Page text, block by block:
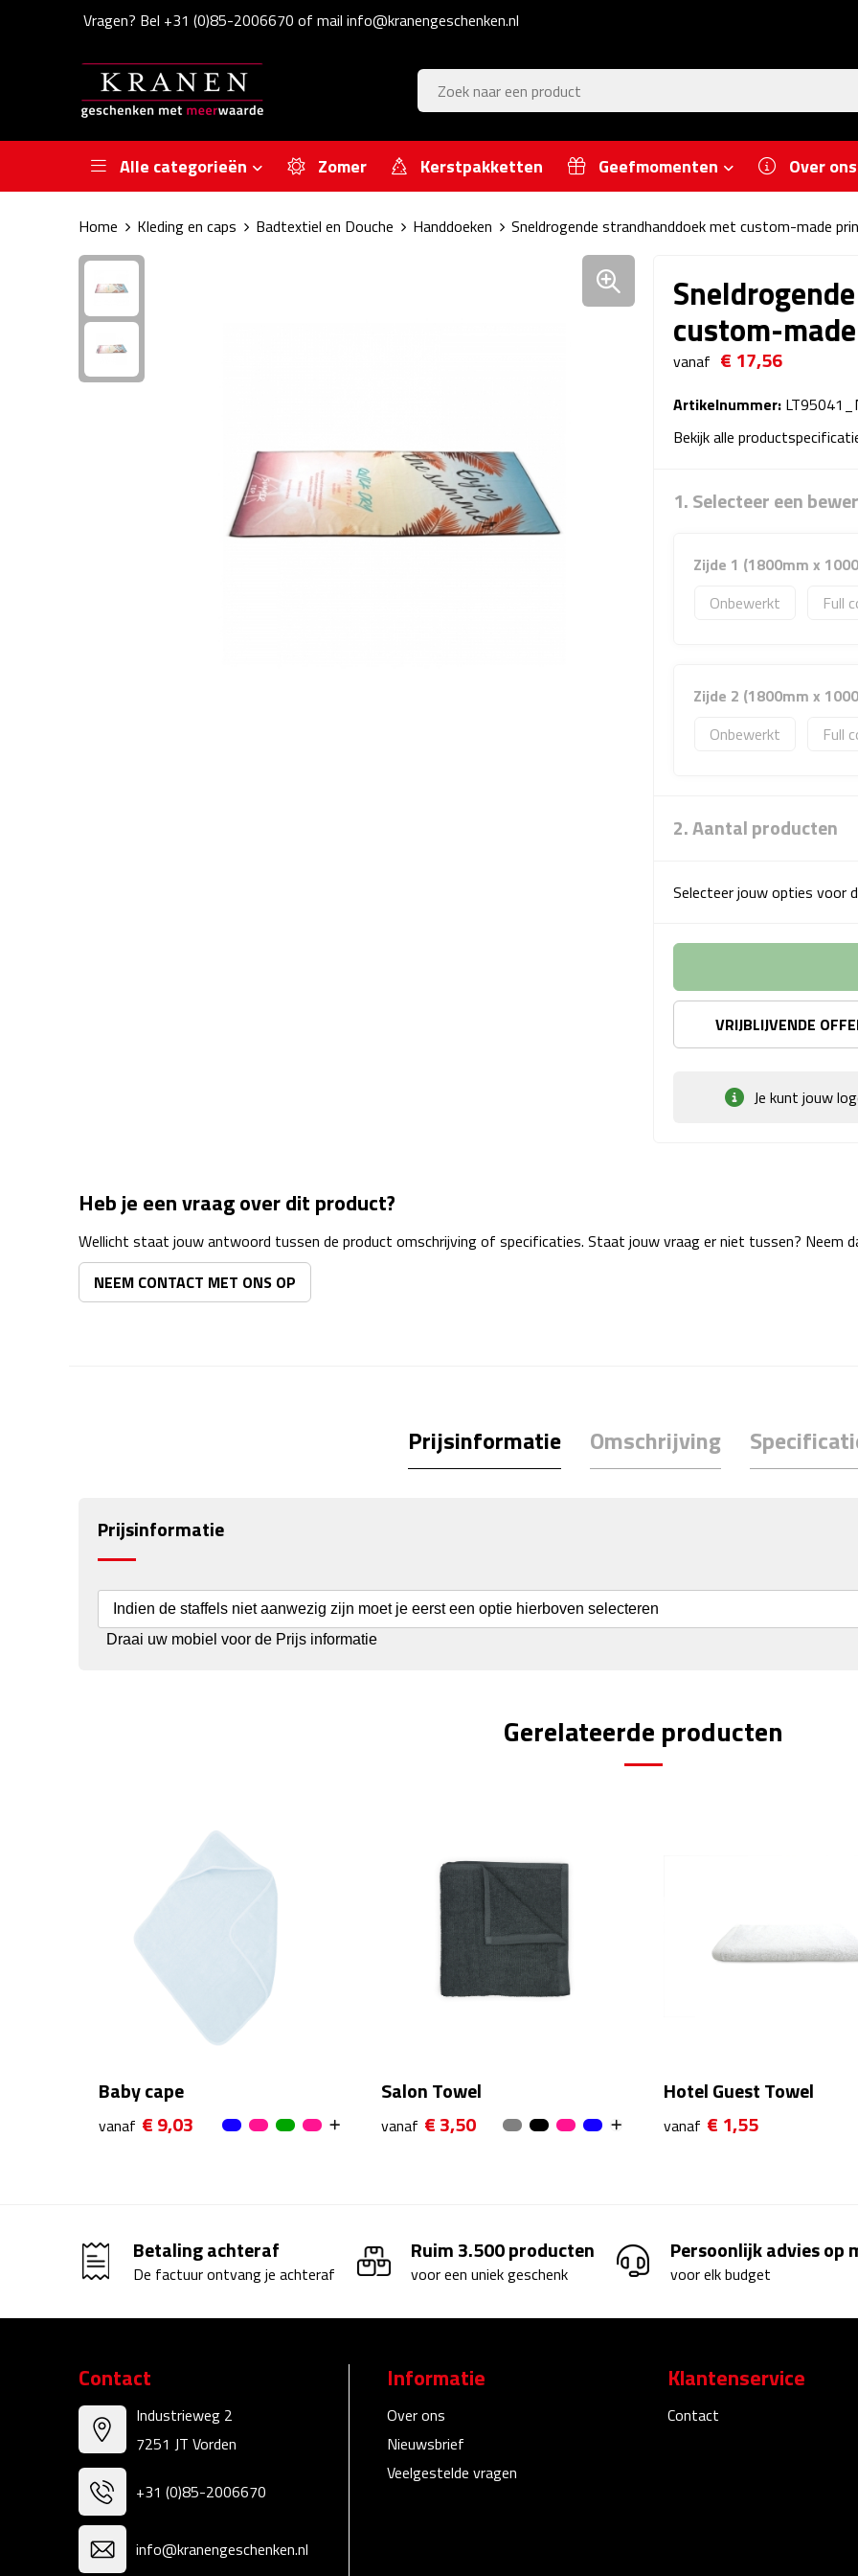
Vragen? Bel +31 (0)85-2006670 of mail info@kranengeschenken.nl
Alle categorieën Zomer Kerstpakketten Geefmomenten Over ons
Home Kleding en caps Badtextiel en Douche Handdoeken Sneldrogende strandhanddoek met custom-made
custom-
vanaf € 17,56
Artikelnummer:
Bekijk alle
1. Selecteer een
Zijde 1 (1800mm x
Onbewerkt
Full
Zijde 2 (1800mm x
Onbewerkt
Full
2. Aantal producten
Selecteer jouw opties voor
VRIJBLIJVENDE
Je kunt jouw
Heb je een vraag over dit product?
Wellicht staat jouw antwoord tussen de product omschrijving of specificaties. Staat jouw vraag er niet tussen? Neem
NEEM CONTACT MET ONS OP
Prijsinformatie Omschrijving
Prijsinformatie
Indien de staffels niet aanwezig zijn moet je eerst een optie hierboven selecteren
Draai uw mobiel voor de Prijs informatie
Gerelateerde producten
Baby cape
vanaf € 9,03
Salon Towel
vanaf € 3,50
Hotel Guest Towel
vanaf € 1,55
Betaling achteraf
De factuur ontvang je achteraf
Ruim 3.500 producten
voor een uniek geschenk
Persoonlijk advies op
voor elk budget
Contact
Industrieweg 2
7251 JT Vorden
+31 (0)85-2006670
info@kranengeschenken.nl
Informatie
Over ons
Nieuwsbrief
Veelgestelde vragen
Klantenservice
Contact